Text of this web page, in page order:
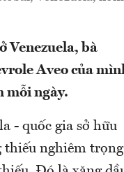
Venezuela, bà
Aveo của
mỗi ngày.
- quốc gia sở hữu
thiếu nghiêm trọng